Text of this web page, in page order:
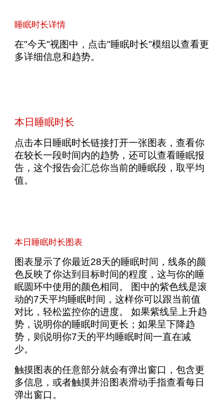
睡眠时长详情
在"今天"视图中，点击"睡眠时长"模组以查看更
多详细信息和趋势。
本日睡眠时长
点击本日睡眠时长链接打开一张图表，查看你
在较长一段时间内的趋势，还可以查看睡眠报
告，这个报告会汇总你当前的睡眠段，取平均
值。
本日睡眠时长图表
图表显示了你最近28天的睡眠时间，线条的颜
色反映了你达到目标时间的程度，这与你的睡
眠圆环中使用的颜色相同。 图中的紫色线是滚
动的7天平均睡眠时间，这样你可以跟当前值
对比，轻松监控你的进度。 如果紫线呈上升趋
势，说明你的睡眠时间更长；如果呈下降趋
势，则说明你7天的平均睡眠时间一直在减
少。
触摸图表的任意部分就会有弹出窗口，包含更
多信息，或者触摸并沿图表滑动手指查看每日
弹出窗口。